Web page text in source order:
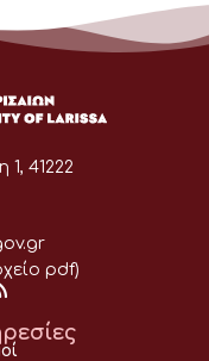
41222
pdf)